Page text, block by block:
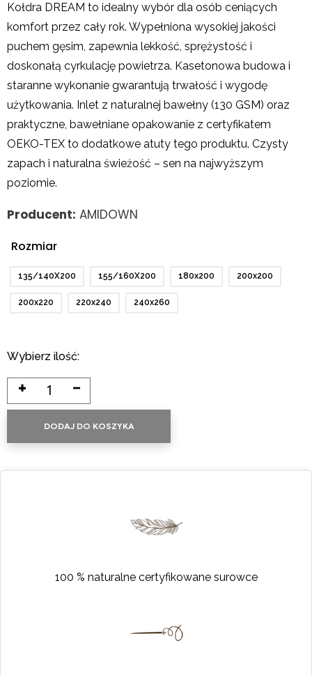
Kołdra DREAM to idealny wybór dla osób ceniących
komfort przez cały rok. Wypełniona wysokiej jakości
puchem gęsim, zapewnia lekkość, sprężystość i
doskonałą cyrkulację powietrza. Kasetonowa budowa i
staranne wykonanie gwarantują trwałość i wygodę
użytkowania. Inlet z naturalnej bawełny (130 GSM) oraz
praktyczne, bawełniane opakowanie z certyfikatem
OEKO-TEX to dodatkowe atuty tego produktu. Czysty
zapach i naturalna świeżość – sen na najwyższym
poziomie.
Producent: AMIDOWN
Rozmiar
135/140X200 155/160X200 180x200 200x200
200x220 220x240 240x260
Wybierz ilość:
DODAJ DO KOSZYKA
100 % naturalne certyfikowane surowce